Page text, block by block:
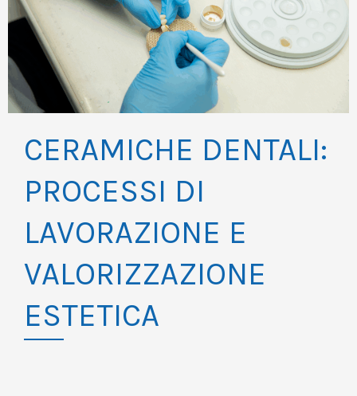
CERAMICHE DENTALI:
PROCESSI DI
LAVORAZIONE E
VALORIZZAZIONE
ESTETICA